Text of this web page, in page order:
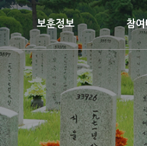
보훈정보 참